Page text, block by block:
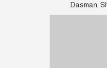
Dasman,